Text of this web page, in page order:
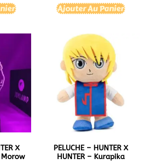
Ajouter Au Panier
X
Morow
PELUCHE – HUNTER X
HUNTER – Kurapika